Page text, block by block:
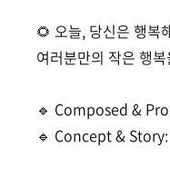
🌻 오늘, 당신은 행복
여러분만의 작은 행
🔹 Composed &
🔹 Concept &